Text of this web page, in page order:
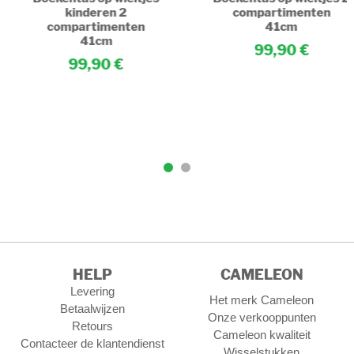
kinderen 2
compartimenten
41cm
99,90
compartimenten
41cm
99,90
HELP
Levering
Betaalwijzen
Retours
Contacteer de klantendienst
CAMELEON
Het merk Cameleon
Onze verkooppunten
Cameleon kwaliteit